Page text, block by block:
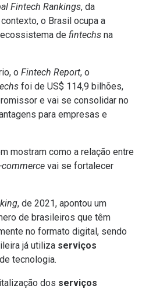
Fintech Rankings, da
o Brasil ocupa a
de fintechs na
o Fintech Report, o
foi de US$ 114,9 bilhões,
e vai se consolidar no
para empresas e
mostram como a relação entre
commerce vai se fortalecer
, de 2021, apontou um
de brasileiros que têm
no formato digital, sendo
já utiliza serviços
tecnologia.
dos serviços